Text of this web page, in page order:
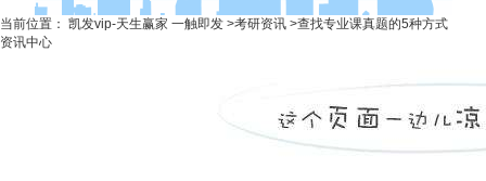
当前位置： 凯发vip-天生赢家 一触即发 >考研资讯 >查找专业课真题的5种方式
资讯中心